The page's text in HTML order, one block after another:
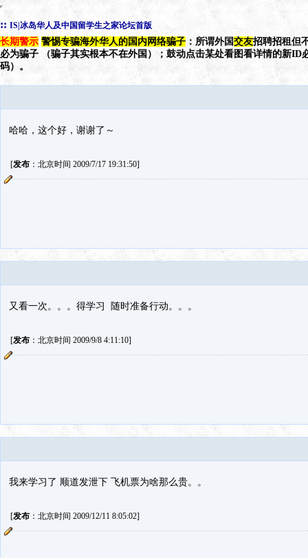
:: IS|冰岛华人及中国留学生之家论坛首版
长期警示 警惕专骗海外华人的国内网络骗子 ：所谓外国交友招聘招租但
必为骗子 （骗子其实根本不在外国）；鼓动点击某处看图看详情的新ID
码）。
哈哈，这个好，谢谢了～
[发布：北京时间 2009/7/17 19:31:50]
又看一次。。。得学习 随时准备行动。。。
[发布：北京时间 2009/9/8 4:11:10]
我来学习了 顺道发泄下 飞机票为啥那么贵。。
[发布：北京时间 2009/12/11 8:05:02]